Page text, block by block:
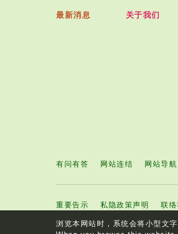
最新消息 关于我们
有问有答 网站连结 网站导航
重要告示 私隐政策声明 联
浏览本网站时，系统会将小型文